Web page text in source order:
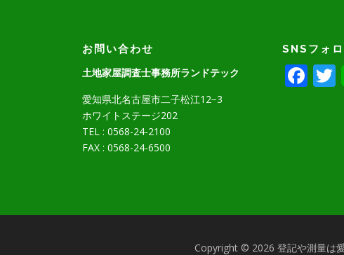
お問い合わせ
土地家屋調査士事務所ランドテック
愛知県北名古屋市二子松江12−3
ホワイトステージ202
TEL : 0568-24-2100
FAX : 0568-24-6500
SNSフォ
Copyright © 2026 登記や測量は